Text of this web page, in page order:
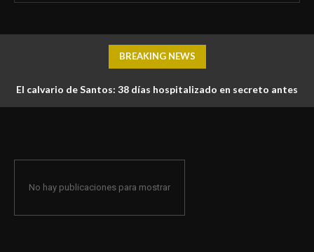
BREAKING NEWS
El calvario de Santos: 38 días hospitalizado en secreto antes
No hay publicaciones para mostrar